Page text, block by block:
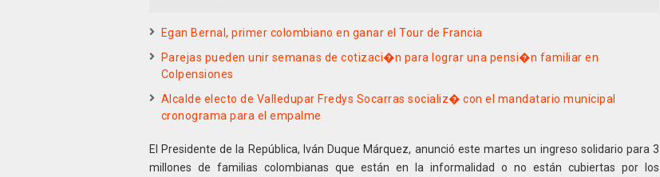
Egan Bernal, primer colombiano en ganar el Tour de Francia
Parejas pueden unir semanas de cotizaci�n para lograr una pensi�n familiar en
Colpensiones
Alcalde electo de Valledupar Fredys Socarras socializ� con el mandatario municipal
cronograma para el empalme
El Presidente de la República, Iván Duque Márquez, anunció este martes un ingreso solidario para 3
millones de familias colombianas que están en la informalidad o no están cubiertas por los